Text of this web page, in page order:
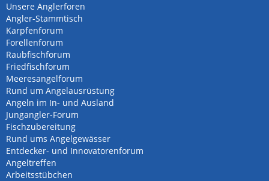
Unsere Anglerforen
Angler-Stammtisch
Karpfenforum
Forellenforum
Raubfischforum
Friedfischforum
Meeresangelforum
Rund um Angelausrüstung
Angeln im In- und Ausland
Jungangler-Forum
Fischzubereitung
Rund ums Angelgewässer
Entdecker- und Innovatorenforum
Angeltreffen
Arbeitsstübchen